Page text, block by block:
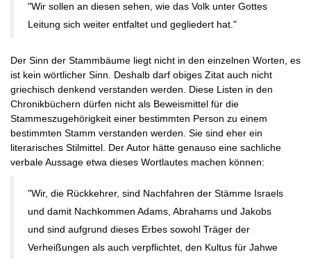
"Wir sollen an diesen sehen, wie das Volk unter Gottes
Leitung sich weiter entfaltet und gegliedert hat."
Der Sinn der Stammbäume liegt nicht in den einzelnen Worten, es
ist kein wörtlicher Sinn. Deshalb darf obiges Zitat auch nicht
griechisch denkend verstanden werden. Diese Listen in den
Chronikbüchern dürfen nicht als Beweismittel für die
Stammeszugehörigkeit einer bestimmten Person zu einem
bestimmten Stamm verstanden werden. Sie sind eher ein
literarisches Stilmittel. Der Autor hätte genauso eine sachliche
verbale Aussage etwa dieses Wortlautes machen können:
"Wir, die Rückkehrer, sind Nachfahren der Stämme Israels
und damit Nachkommen Adams, Abrahams und Jakobs
und sind aufgrund dieses Erbes sowohl Träger der
Verheißungen als auch verpflichtet, den Kultus für Jahwe